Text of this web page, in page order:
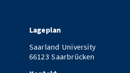
Lageplan
Saarland University
66123 Saarbrücken